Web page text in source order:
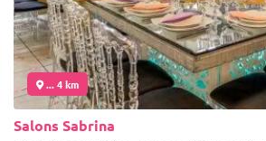
... 4 km
Salons Sabrina